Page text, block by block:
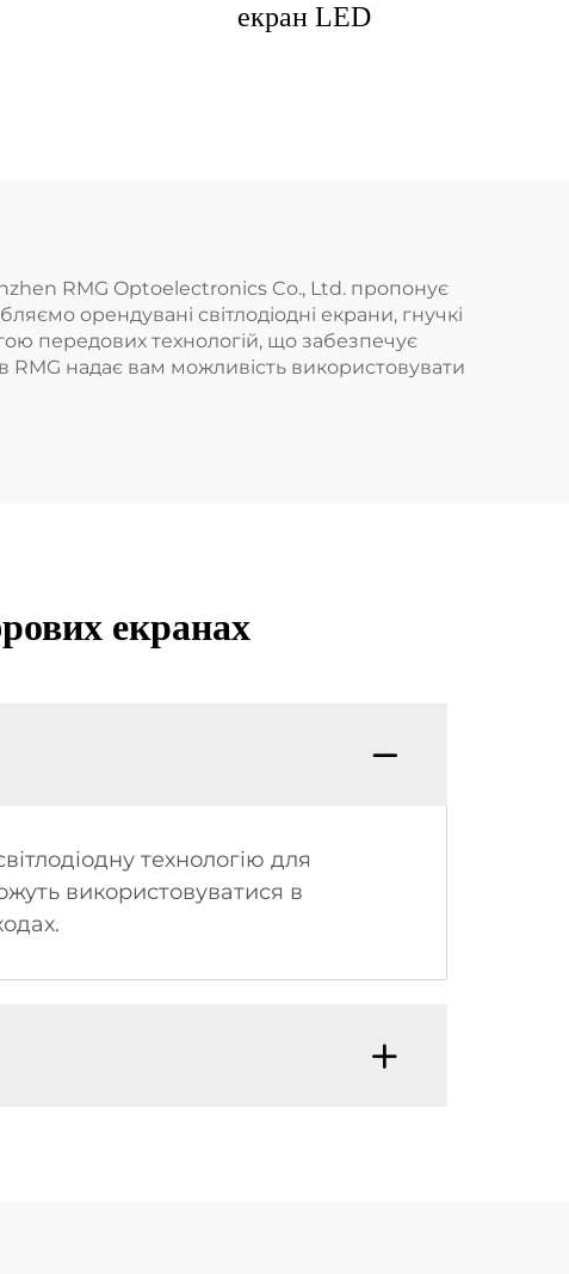
екран LED
RMG Optoelectronics Co., Ltd. пропонує
орендувані світлодіодні екрани, гнучкі
передових технологій, що забезпечує
RMG надає вам можливість використовувати
екранах
технологію для
використовуватися в